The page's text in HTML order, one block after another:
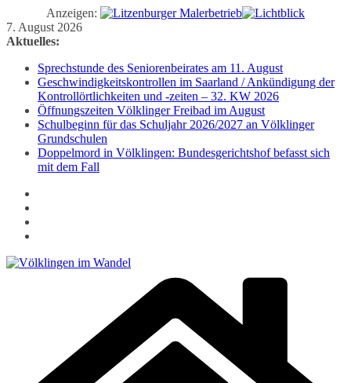
Anzeigen:
Zum
Inhalt
7. August 2026
Aktuelles:
Sprechstunde des Seniorenbeirates am 11. August
Geschwindigkeitskontrollen im Saarland / Ankündigung der
Kontrollörtlichkeiten und -zeiten – 32. KW 2026
Öffnungszeiten Völklinger Freibad im August
Schulbeginn für das Schuljahr 2026/2027 an Völklinger
Grundschulen
Doppelmord in Völklingen: Bundesgerichtshof befasst sich
mit dem Fall